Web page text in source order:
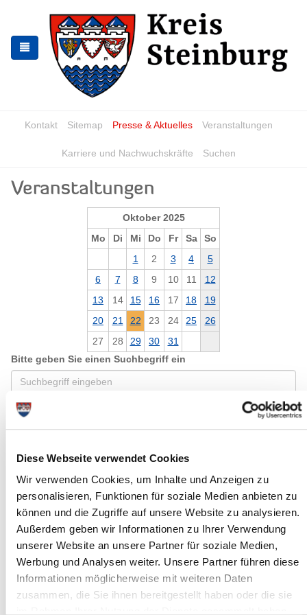
Diese Webseite verwendet Cookies
Wir verwenden Cookies, um Inhalte und Anzeigen zu
personalisieren, Funktionen für soziale Medien anbieten zu
können und die Zugriffe auf unsere Website zu analysieren.
Außerdem geben wir Informationen zu Ihrer Verwendung
unserer Website an unsere Partner für soziale Medien,
Werbung und Analysen weiter. Unsere Partner führen diese
Informationen möglicherweise mit weiteren Daten
zusammen, die Sie ihnen bereitgestellt haben oder die sie
springen
springen
Kontakt Sitemap Presse & Aktuelles Veranstaltungen
Karriere und Nachwuchskräfte Suchen
Veranstaltungen
Oktober 2025
Mo
Di Mi Do Fr Sa
So
1
2 3 4
5
6
7 8 9 10 11
12
13
14 15 16 17 18
19
20
21 22 23 24 25
26
27
28 29 30
31
Bitte geben Sie einen Suchbegriff ein
Monat
Ort
Kategorie